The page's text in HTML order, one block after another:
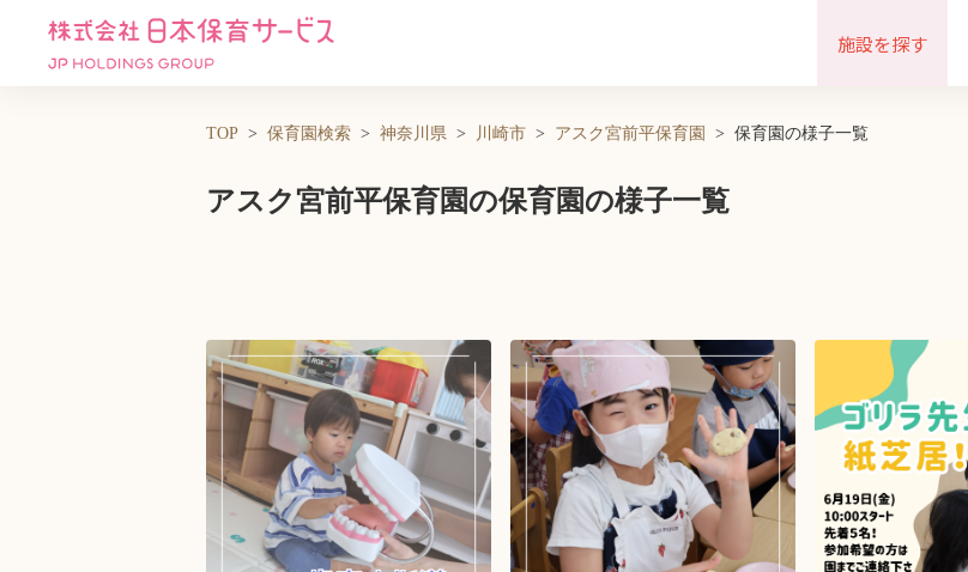
施設を探す
TOP 保育園検索 神奈川県 川崎市 アスク宮前平保育園 保育園の様子一覧
アスク宮前平保育園の保育園の様子一覧